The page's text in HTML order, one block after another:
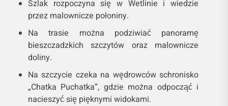
Szlak rozpoczyna się w Wetlinie i wiedzie
przez malownicze połoniny.
Na trasie można podziwiać panoramę
bieszczadzkich szczytów oraz malownicze
doliny.
Na szczycie czeka na wędrowców schronisko
„Chatka Puchatka”, gdzie można odpocząć i
nacieszyć się pięknymi widokami.